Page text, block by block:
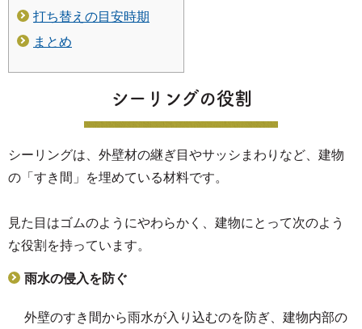
打ち替えの目安時期
まとめ
シーリングの役割
シーリングは、外壁材の継ぎ目やサッシまわりなど、建物
の「すき間」を埋めている材料です。
見た目はゴムのようにやわらかく、建物にとって次のよう
な役割を持っています。
雨水の侵入を防ぐ
外壁のすき間から雨水が入り込むのを防ぎ、建物内部の